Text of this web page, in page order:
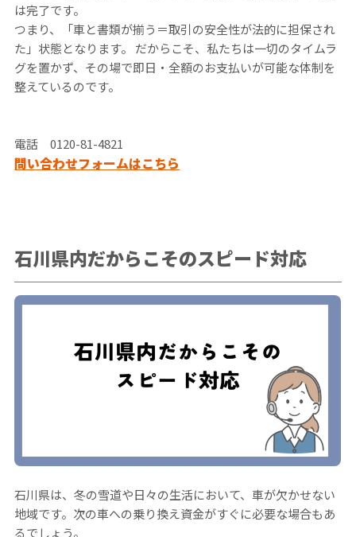
は完了です。
つまり、「車と書類が揃う＝取引の安全性が法的に担保され
た」状態となります。 だからこそ、私たちは一切のタイムラ
グを置かず、その場で即日・全額のお支払いが可能な体制を
整えているのです。
電話 0120-81-4821
問い合わせフォームはこちら
石川県内だからこそのスピード対応
石川県は、冬の雪道や日々の生活において、車が欠かせない
地域です。次の車への乗り換え資金がすぐに必要な場合もあ
るでしょう。